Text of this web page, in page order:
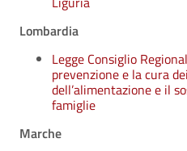
Lombardia
Legge Consiglio
prevenzione e la cura
dell’alimentazione e il
famiglie
Marche